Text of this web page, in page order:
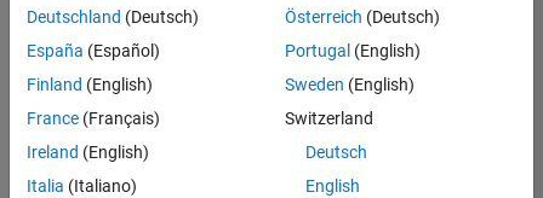
Deutschland (Deutsch)
España (Español)
Finland (English)
France (Français)
Ireland (English)
Italia (Italiano)
Österreich (Deutsch)
Portugal (English)
Sweden (English)
Switzerland
Deutsch
English
Información de contacto
© 1994-2026 The MathWorks, Inc.